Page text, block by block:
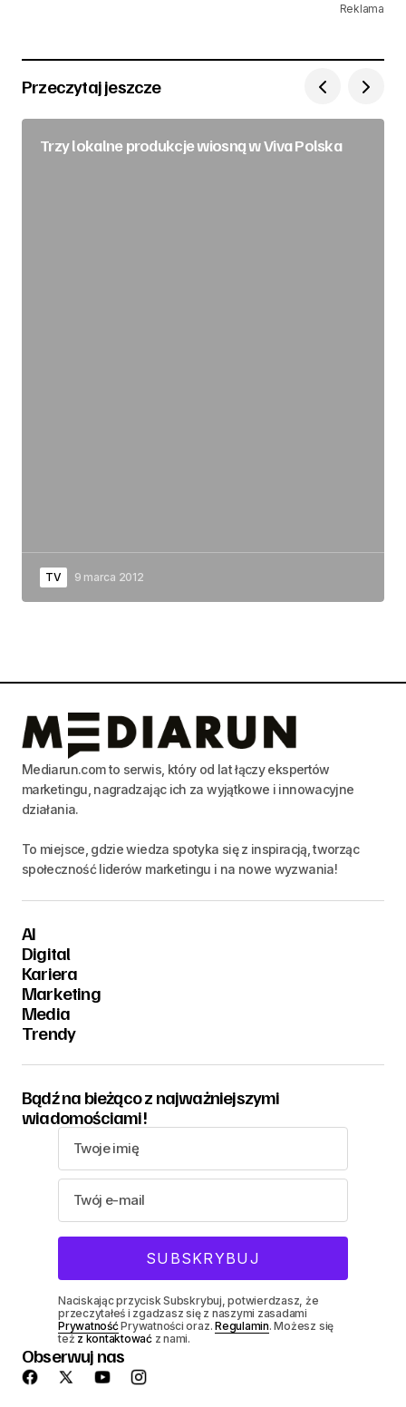
Reklama
Przeczytaj jeszcze
Trzy lokalne produkcje wiosną w Viva Polska
TV 9 marca 2012
Mediarun.com to serwis, który od lat łączy ekspertów
marketingu, nagradzając ich za wyjątkowe i innowacyjne
działania.
To miejsce, gdzie wiedza spotyka się z inspiracją, tworząc
społeczność liderów marketingu i na nowe wyzwania!
AI
Digital
Kariera
Marketing
Media
Trendy
Bądź na bieżąco z najważniejszymi
wiadomościami!
Naciskając przycisk Subskrybuj, potwierdzasz, że
przeczytałeś i zgadzasz się z naszymi zasadami
PrywatnośćPrywatności oraz.Regulamin. Możesz się
też z kontaktowaćz nami.
Obserwuj nas